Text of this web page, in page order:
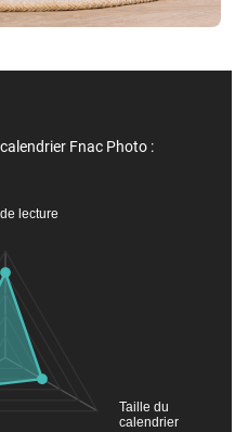
Fnac Photo :
lecture
Taille du
calendrier